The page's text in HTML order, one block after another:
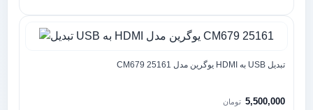
تبدیل USB به HDMI یوگرین مدل CM679 25161
5,500,000 تومان